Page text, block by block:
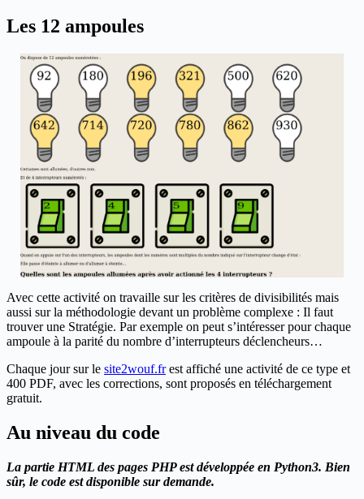
Les 12 ampoules
Avec cette activité on travaille sur les critères de divisibilités mais
aussi sur la méthodologie devant un problème complexe : Il faut
trouver une Stratégie. Par exemple on peut s’intéresser pour chaque
ampoule à la parité du nombre d’interrupteurs déclencheurs…
Chaque jour sur le site2wouf.frest affiché une activité de ce type et
400 PDF, avec les corrections, sont proposés en téléchargement
gratuit.
Au niveau du code
La partie HTML des pages PHP est développée en Python3. Bien
sûr, le code est disponible sur demande.